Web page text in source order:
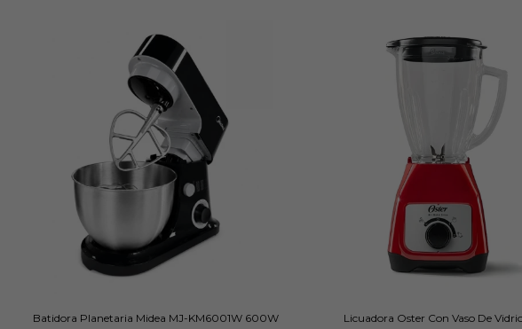
Batidora Planetaria Midea MJ-KM6001W 600W Licuadora Oster Con Vaso De